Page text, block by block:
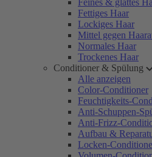
Feines & glattes
Fettiges Haar
Lockiges Haar
Mittel gegen
Normales Haar
Trockenes Haar
Conditioner & Spülung
Alle anzeigen
Color-Conditioner
Feuchtigkeits-
Anti-Schuppen-
Anti-Frizz-
Aufbau &
Locken-